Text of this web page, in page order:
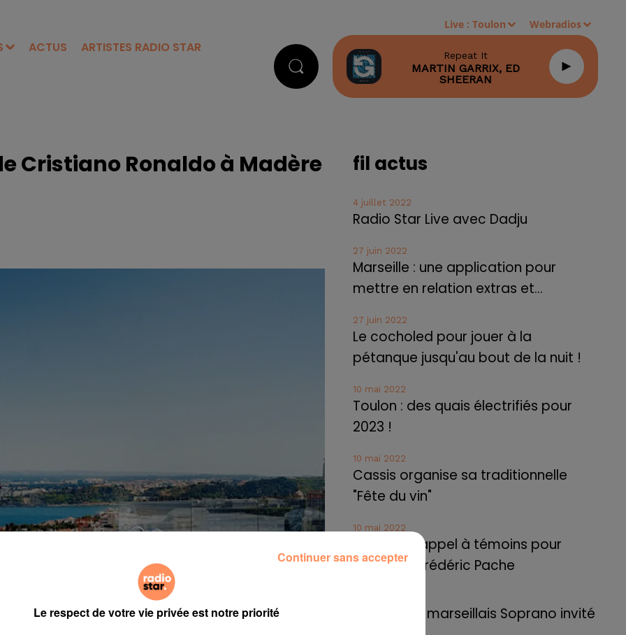
ACTUS ARTISTES RADIO STAR
Live :Toulon Webradios
Repeat It
MARTIN GARRIX, ED
SHEERAN
Cristiano Ronaldo à Madère fil actus
4 juillet 2022
Radio Star Live avec Dadju
27 juin 2022
Marseille : une application pour
mettre en relation extras et...
27 juin 2022
Le cocholed pour jouer à la
pétanque jusqu'au bout de la nuit !
10 mai 2022
Toulon : des quais électrifiés pour
2023 !
10 mai 2022
Cassis organise sa traditionnelle
"Fête du vin"
10 mai 2022
Marseille : appel à témoins pour
retrouver Frédéric Pache
Le rappeur marseillais Soprano invité
Le respect de votre vie privée est notre priorité
Continuer sans accepter